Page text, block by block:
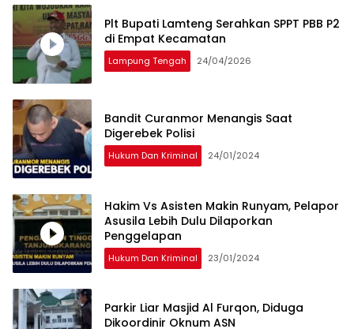
Plt Bupati Lamteng Serahkan SPPT PBB P2
di Empat Kecamatan
Lampung Tengah 24/04/2026
Bandit Curanmor Menangis Saat
Digerebek Polisi
Hukum Dan Kriminal 24/01/2024
Hakim Vs Asisten Makin Runyam, Pelapor
Asusila Lebih Dulu Dilaporkan
Penggelapan
Hukum Dan Kriminal 23/01/2024
Parkir Liar Masjid Al Furqon, Diduga
Dikoordinir Oknum ASN